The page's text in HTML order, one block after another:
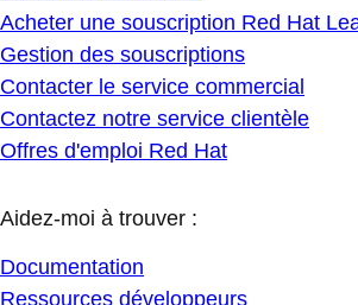
Acheter une souscription Red Hat
Gestion des souscriptions
Contacter le service commercial
Contactez notre service clientèle
Offres d'emploi Red Hat
Aidez-moi à trouver :
Documentation
Ressources développeurs